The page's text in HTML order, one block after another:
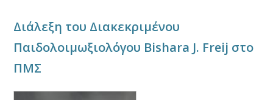
Διάλεξη του Διακεκριμένου
Παιδολοιμωξιολόγου Bishara J. Freij στο
ΠΜΣ